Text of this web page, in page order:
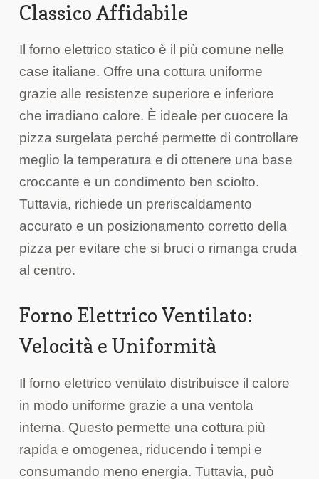
Classico Affidabile
Il forno elettrico statico è il più comune nelle
case italiane. Offre una cottura uniforme
grazie alle resistenze superiore e inferiore
che irradiano calore. È ideale per cuocere la
pizza surgelata perché permette di controllare
meglio la temperatura e di ottenere una base
croccante e un condimento ben sciolto.
Tuttavia, richiede un preriscaldamento
accurato e un posizionamento corretto della
pizza per evitare che si bruci o rimanga cruda
al centro.
Forno Elettrico Ventilato:
Velocità e Uniformità
Il forno elettrico ventilato distribuisce il calore
in modo uniforme grazie a una ventola
interna. Questo permette una cottura più
rapida e omogenea, riducendo i tempi e
consumando meno energia. Tuttavia, può